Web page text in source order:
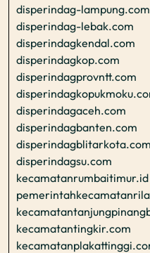
disperindag-lampung.com
disperindag-lebak.com
disperindagkendal.com
disperindagkop.com
disperindagprovntt.com
disperindagaceh.com
disperindagbanten.com
disperindagblitarkota.com
disperindagsu.com
kecamatanrumbaitimur.id
kecamatantingkir.com